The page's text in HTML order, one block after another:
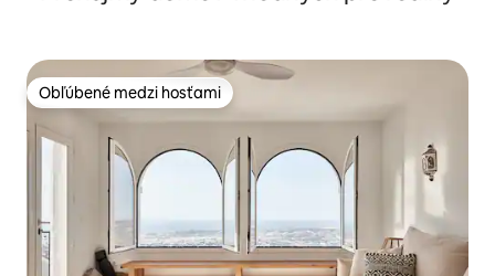
Obľúbené medzi hosťami
Obľúbené medzi hosťami